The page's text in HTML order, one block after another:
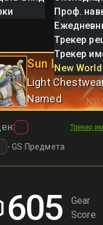
Проф.
Трекер
Трекер
New World
Sun Lord's
Light
Named
: Трекер
-GS Предмета
605
Gear
Score